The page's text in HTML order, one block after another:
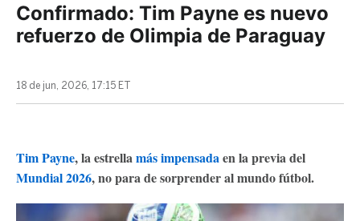
Confirmado: Tim Payne es nuevo
refuerzo de Olimpia de Paraguay
18 de jun, 2026, 17:15 ET
Tim Payne, la estrellamás impensadaen la previa del
Mundial 2026, no para de sorprender al mundo fútbol.